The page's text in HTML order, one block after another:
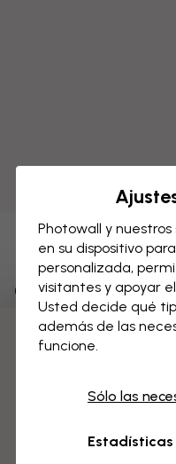
Costa
LIENZO
Superficie mate
Colores resistentes
Photowall y
en su dispositivo
personalizada,
visitantes y apoyar
Usted decide qué
además de las
funcione.
Sólo las
Estadísticas